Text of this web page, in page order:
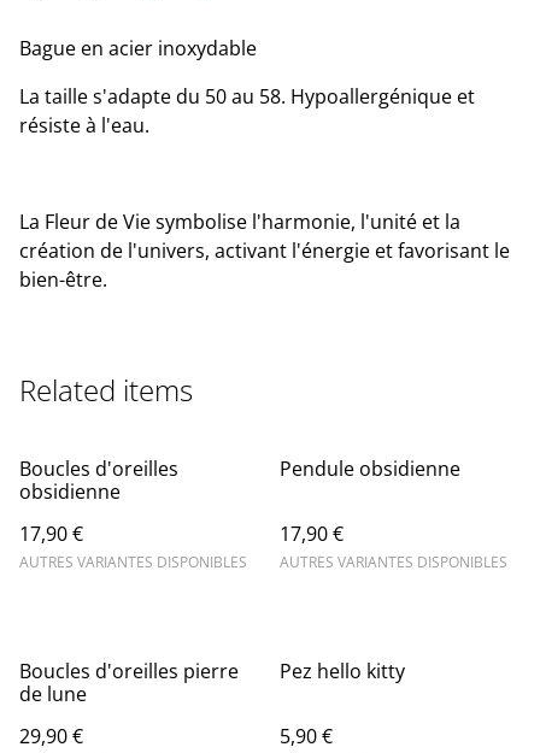
Bague en acier inoxydable
La taille s'adapte du 50 au 58. Hypoallergénique et
résiste à l'eau.
La Fleur de Vie symbolise l'harmonie, l'unité et la
création de l'univers, activant l'énergie et favorisant le
bien-être.
Related items
Boucles d'oreilles
obsidienne
17,90 €
AUTRES VARIANTES DISPONIBLES
Pendule obsidienne
17,90 €
AUTRES VARIANTES DISPONIBLES
Boucles d'oreilles pierre
de lune
29,90 €
Pez hello kitty
5,90 €